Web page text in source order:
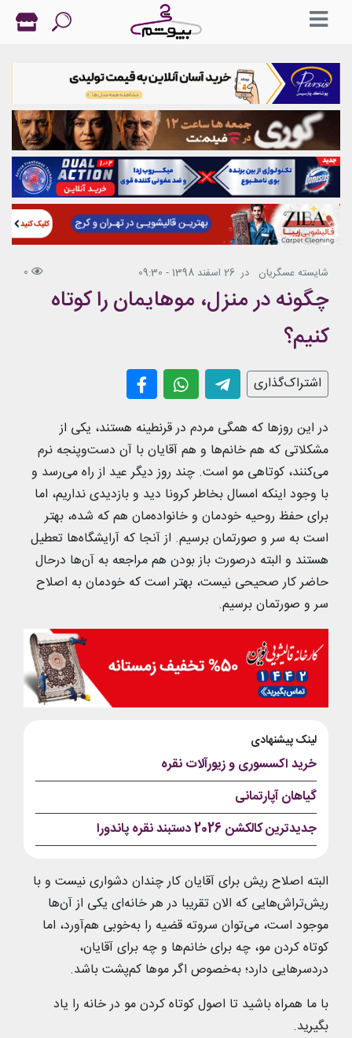
شایسته عسگریان در 26 اسفند 1398 - 09:30 0
چگونه در منزل، موهایمان را کوتاه
کنیم؟
اشتراک‌گذاری
در این روزها که همگی مردم در قرنطینه هستند، یکی از
مشکلاتی که هم خانم‌ها و هم آقایان با آن دست‌وپنجه نرم
می‌کنند، کوتاهی مو است. چند روز دیگر عید از راه می‌رسد و
با وجود اینکه امسال بخاطر کرونا دید و بازدیدی نداریم، اما
برای حفظ روحیه خودمان و خانواده‌مان هم که شده، بهتر
است به سر و صورتمان برسیم. از آنجا که آرایشگاه‌ها تعطیل
هستند و البته درصورت باز بودن هم مراجعه به آن‌ها درحال
حاضر کار صحیحی نیست، بهتر است که خودمان به اصلاح
سر و صورتمان برسیم.
لینک پیشنهادی
خرید اکسسوری و زیورآلات نقره
گیاهان آپارتمانی
جدیدترین کالکشن 2026 دستبند نقره پاندورا
البته اصلاح ریش برای آقایان کار چندان دشواری نیست و با
ریش‌تراش‌هایی که الان تقریبا در هر خانه‌ای یکی از آن‌ها
موجود است، می‌توان سروته قضیه را به‌خوبی هم‌آورد، اما
کوتاه کردن مو، چه برای خانم‌ها و چه برای آقایان،
دردسرهایی دارد؛ به‌خصوص اگر موها کم‌پشت باشد.
با ما همراه باشید تا اصول کوتاه کردن مو در خانه را یاد
بگیرید.